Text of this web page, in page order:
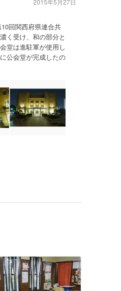
回関西府県連合共
く受け、和の部分と
堂は進駐軍が使用し
公会堂が完成したの
2015年5月27日